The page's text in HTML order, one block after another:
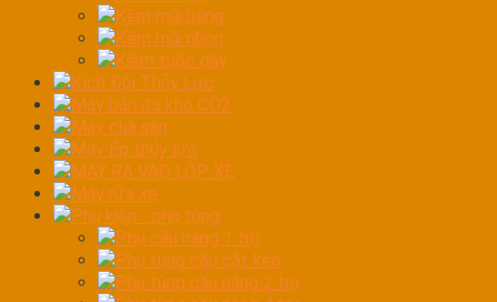
Kềm mũi bằng
Kềm mũi nhọn
Kiềm tuốc dây
Kích Đội Thủy Lực
Máy bắn đá khô CO2
Máy chà sàn
Máy Ép thủy lực
MÁY RA VÀO LỐP XE
Máy rửa xe
Phụ kiện - phụ tùng
Phụ cầu nâng 1 trụ
Phụ tùng cầu cắt kéo
Phụ tùng cầu nâng 2 trụ